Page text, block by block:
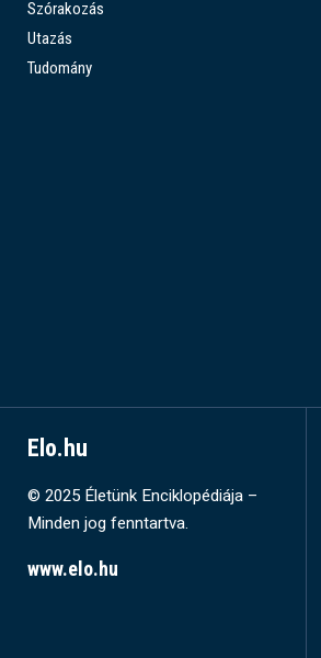
Szórakozás
Utazás
Tudomány
Elo.hu
© 2025 Életünk Enciklopédiája –
Minden jog fenntartva.
www.elo.hu